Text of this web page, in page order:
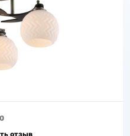
отзыв